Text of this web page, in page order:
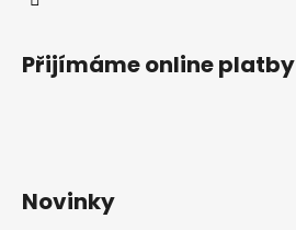
Přijímáme online platby
Novinky